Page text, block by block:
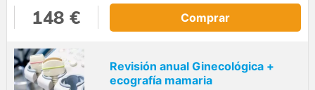
148 € Comprar
Revisión anual Ginecológica +
ecografía mamaria